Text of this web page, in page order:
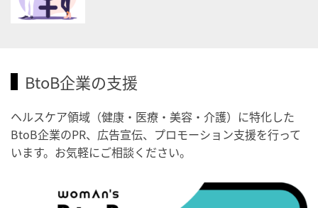
2026/09/03(木)
・健康増進普及月間
・職場の健康診断実施強化月間
・秋の睡眠の日
・がん征圧月間
BtoB企業の支援
ヘルスケア領域（健康・医療・美容・介護）に特化した
BtoB企業のPR、広告宣伝、プロモーション支援を行って
います。お気軽にご相談ください。